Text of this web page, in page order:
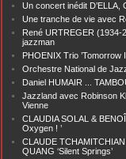
Un concert inédit D’ELLA,
Une tranche de vie avec
René URTREGER (1934-
jazzman
PHOENIX Trio ’Tomorrow
Orchestre National de
Daniel HUMAIR ...
Jazzland avec Robinson
Vienne
CLAUDIA SOLAL &
Oxygen ! ’
CLAUDE
QUANG ‘Silent Springs’